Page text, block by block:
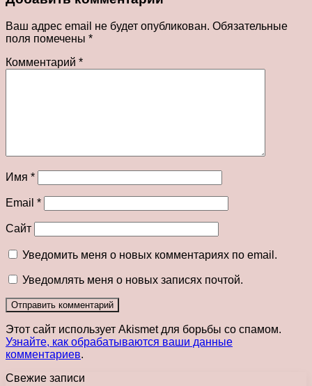
Ваш адрес email не будет опубликован. Обязательные
поля помечены *
Комментарий *
Имя *
Email *
Сайт
Уведомить меня о новых комментариях по email.
Уведомлять меня о новых записях почтой.
Этот сайт использует Akismet для борьбы со спамом.
Узнайте, как обрабатываются ваши данные
комментариев.
Свежие записи